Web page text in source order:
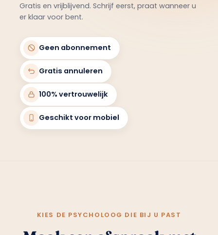
Gratis en vrijblijvend. Schrijf eerst, praat wanneer u
er klaar voor bent.
Geen abonnement
Gratis annuleren
100% vertrouwelijk
Geschikt voor mobiel
KIES DE PSYCHOLOOG DIE BIJ U PAST